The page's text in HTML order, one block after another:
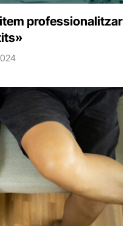
professionalitzar